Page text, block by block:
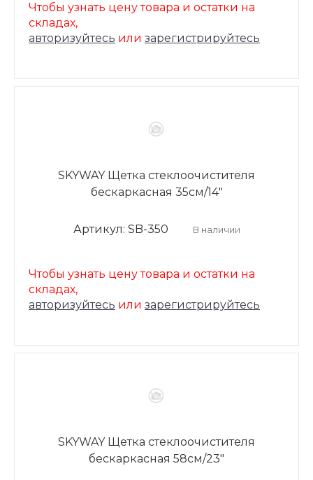
Чтобы узнать цену товара и остатки на
складах,
авторизуйтесь или зарегистрируйтесь
SKYWAY Щетка стеклоочистителя
бескаркасная 35см/14"
Артикул: SB-350 В наличии
Чтобы узнать цену товара и остатки на
складах,
авторизуйтесь или зарегистрируйтесь
SKYWAY Щетка стеклоочистителя
бескаркасная 58см/23"